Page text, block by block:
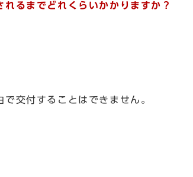
るまでどれくらいかかりますか？
交付することはできません。